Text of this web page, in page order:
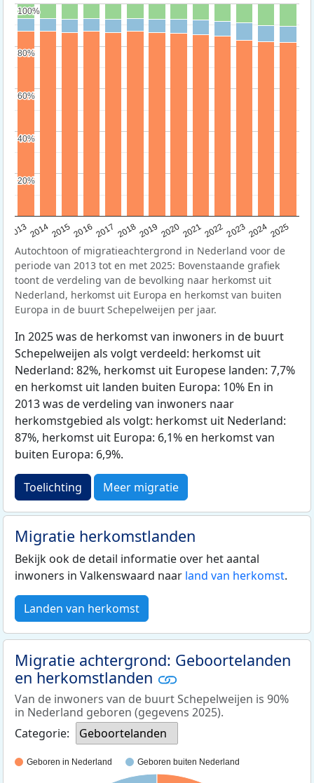
20132014201520162017 20182019 202020212022202320242025
20%
20%
40%
40%
60%
60%
80%
80%
100%
100%
Autochtoon of migratieachtergrond in Nederland voor de
periode van 2013 tot en met 2025: Bovenstaande grafiek
toont de verdeling van de bevolking naar herkomst uit
Nederland, herkomst uit Europa en herkomst van buiten
Europa in de buurt Schepelweijen per jaar.
In 2025 was de herkomst van inwoners in de buurt
Schepelweijen als volgt verdeeld: herkomst uit
Nederland: 82%, herkomst uit Europese landen: 7,7%
en herkomst uit landen buiten Europa: 10% En in
2013 was de verdeling van inwoners naar
herkomstgebied als volgt: herkomst uit Nederland:
87%, herkomst uit Europa: 6,1% en herkomst van
buiten Europa: 6,9%.
Toelichting Meer migratie
Migratie herkomstlanden
Bekijk ook de detail informatie over het aantal
inwoners in Valkenswaard naar land van herkomst.
Landen van herkomst
Migratie achtergrond: Geboortelanden
en herkomstlanden
Van de inwoners van de buurt Schepelweijen is 90%
in Nederland geboren (gegevens 2025).
Categorie:
Geboortelanden
Geboren in Nederland Geboren buiten Nederland